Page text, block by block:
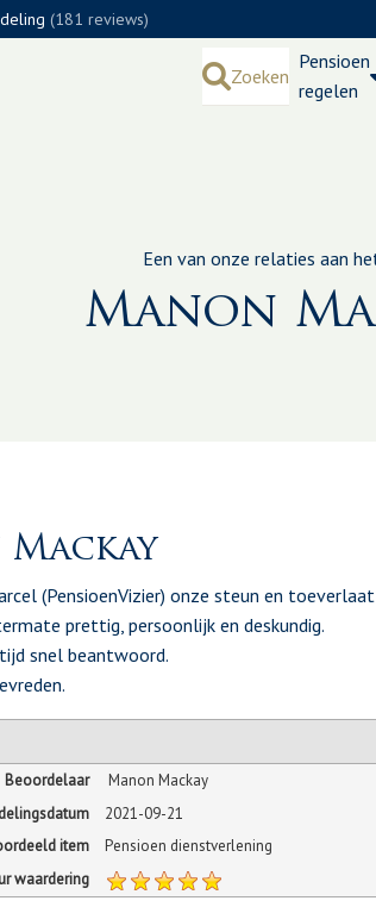
(181 reviews)
Zoeken
Pensioen
regelen
Een van onze relaties aan
Manon
(PensioenVizier) onze steun en
prettig, persoonlijk en deskundig.
snel beantwoord.
Beoordelaar
Manon Mackay
2021-09-21
item
Pensioen dienstverlening
waardering